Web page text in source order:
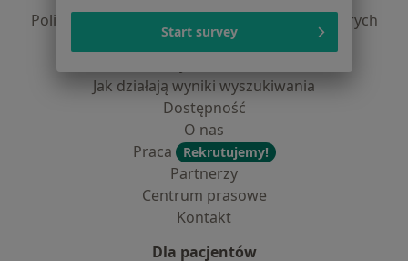
Polityka prywatności dla profesjonalistów, których
dane pozyskaliśmy samodzielnie
Jak działają wyniki wyszukiwania
Dostępność
O nas
Praca
Rekrutujemy!
Partnerzy
Centrum prasowe
Kontakt
Dla pacjentów
Start survey